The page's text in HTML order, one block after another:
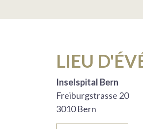
LIEU
Inselspital Bern
Freiburgstrasse 20
3010 Bern